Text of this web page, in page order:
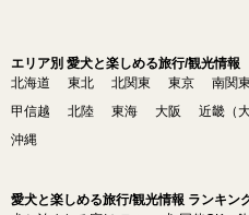
エリア別 愛犬と楽しめる旅行/観光情報
北海道
東北 北関東 東京 南関
甲信越
北陸 東海 大阪 近畿（
沖縄
愛犬と楽しめる旅行/観光情報 ランキン